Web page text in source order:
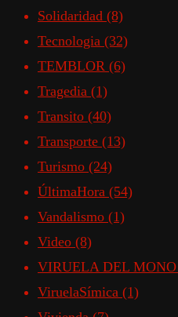
Solidaridad (8)
Tecnologia (32)
TEMBLOR (6)
Tragedia (1)
Transito (40)
Transporte (13)
Turismo (24)
ÚltimaHora (54)
Vandalismo (1)
Video (8)
VIRUELA DEL MONO
ViruelaSímica (1)